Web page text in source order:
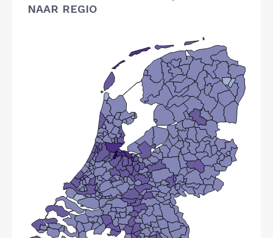
NAAR REGIO